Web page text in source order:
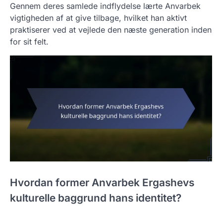
Gennem deres samlede indflydelse lærte Anvarbek
vigtigheden af at give tilbage, hvilket han aktivt
praktiserer ved at vejlede den næste generation inden
for sit felt.
Hvordan former Anvarbek Ergashevs
kulturelle baggrund hans identitet?